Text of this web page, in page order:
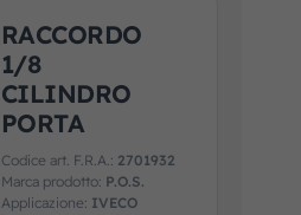
RACCORDO
1/8
CILINDRO
PORTA
Codice art. F.R.A.: 2701932
Marca prodotto: P.O.S.
Applicazione: IVECO